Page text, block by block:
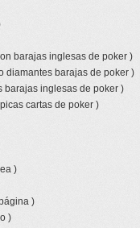
barajas inglesas de poker )
diamantes barajas de poker )
barajas inglesas de poker )
cartas de poker )
)
)
)